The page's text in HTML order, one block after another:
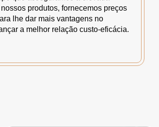
produtos, fornecemos preços
lhe dar mais vantagens no
a melhor relação custo-eficácia.